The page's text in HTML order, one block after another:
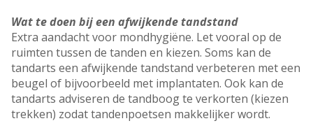
Wat te doen bij een afwijkende tandstand
Extra aandacht voor mondhygiëne. Let vooral op de
ruimten tussen de tanden en kiezen. Soms kan de
tandarts een afwijkende tandstand verbeteren met een
beugel of bijvoorbeeld met implantaten. Ook kan de
tandarts adviseren de tandboog te verkorten (kiezen
trekken) zodat tandenpoetsen makkelijker wordt.